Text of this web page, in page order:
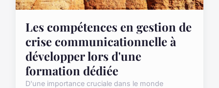
Les compétences en gestion de
crise communicationnelle à
développer lors d'une
formation dédiée
D'une importance cruciale dans le monde